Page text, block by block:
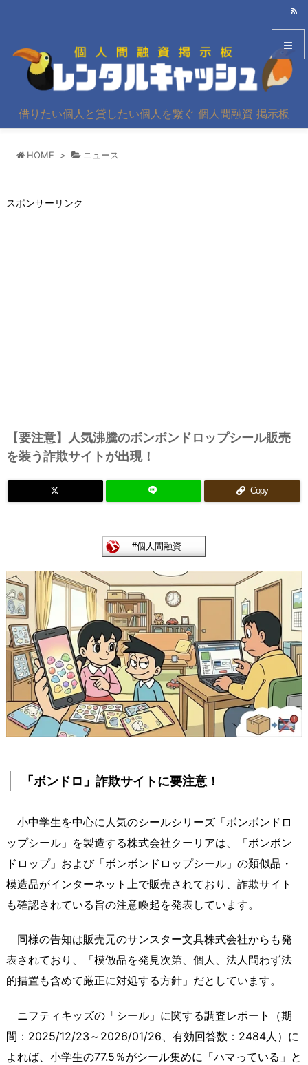
借りたい個人と貸したい個人を繋ぐ 個人間融資 掲示板
HOME > ニュース
スポンサーリンク
【要注意】人気沸騰のボンボンドロップシール販売
を装う詐欺サイトが出現！
Copy
「ボンドロ」詐欺サイトに要注意！
小中学生を中心に人気のシールシリーズ「ボンボンドロ
ップシール」を製造する株式会社クーリアは、「ボンボン
ドロップ」および「ボンボンドロップシール」の類似品・
模造品がインターネット上で販売されており、詐欺サイト
も確認されている旨の注意喚起を発表しています。
同様の告知は販売元のサンスター文具株式会社からも発
表されており、「模倣品を発見次第、個人、法人問わず法
的措置も含めて厳正に対処する方針」だとしています。
ニフティキッズの「シール」に関する調査レポート（期
間：2025/12/23～2026/01/26、有効回答数：2484人）に
よれば、小学生の77.5％がシール集めに「ハマっている」と